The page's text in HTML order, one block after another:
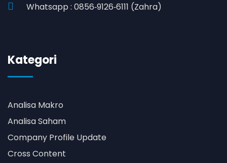
Whatsapp : 0856‑9126‑6111 (Zahra)
Kategori
Analisa Makro
Analisa Saham
Company Profile Update
Cross Content